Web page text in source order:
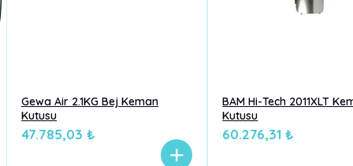
Gewa Air 2.1KG Bej Keman
Kutusu
47.785,03 ₺
BAM Hi-Tech 2011XLT
Kutusu
60.276,31 ₺